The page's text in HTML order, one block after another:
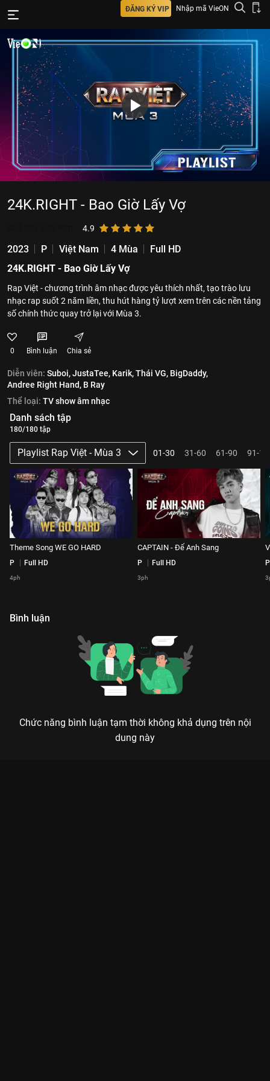
ĐĂNG KÝ VIP Nhập mã VieON
24K.RIGHT - Bao Giờ Lấy Vợ
4.9
2023 P Việt Nam 4 Mùa
Full HD
24K.RIGHT - Bao Giờ Lấy Vợ
Rap Việt - chương trình âm nhạc được yêu thích nhất, tạo trào lưu
nhạc rap suốt 2 năm liền, thu hút hàng tỷ lượt xem trên các nền tảng
số chính thức quay trở lại với Mùa 3.
0 Bình luận Chia sẻ
Diễn viên: Suboi,JustaTee, Karik,Thái VG, BigDaddy,
Andree Right Hand, B Ray
Thể loại: TV show âm nhạc
Danh sách tập
180/180 tập
Playlist Rap Việt - Mùa 3 01-30 31-60 61-90 91-
Theme Song WE GO HARD
P Full HD
4ph
CAPTAIN - Để Anh Sang
P Full HD
3ph
P
Bình luận
Chức năng bình luận tạm thời không khả dụng trên nội
dung này